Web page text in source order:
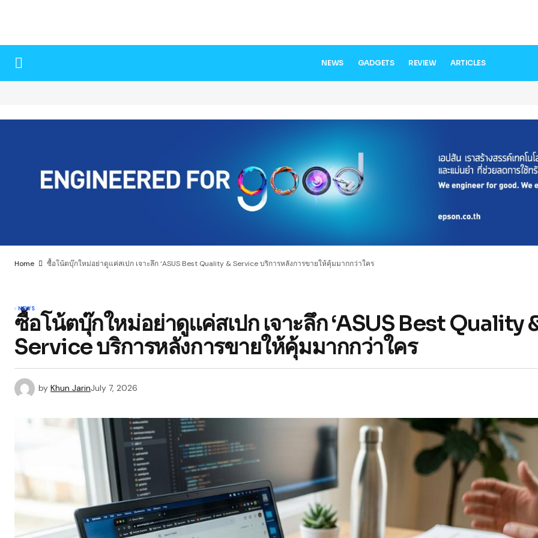
NEWS GADGETS REVIEW ARTICLES
Home ซื้อโน้ตบุ๊กใหม่อย่าดูแค่สเปก เจาะลึก ‘ASUS Best Quality & Service บริการหลังการขายให้คุ้มมากกว่าใคร
NEWS
ซื้อโน้ตบุ๊กใหม่อย่าดูแค่สเปก เจาะลึก ‘ASUS Best Quality
Service บริการหลังการขายให้คุ้มมากกว่าใคร
by Khun JarinJuly 7, 2026